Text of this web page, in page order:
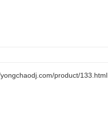
product/133.html